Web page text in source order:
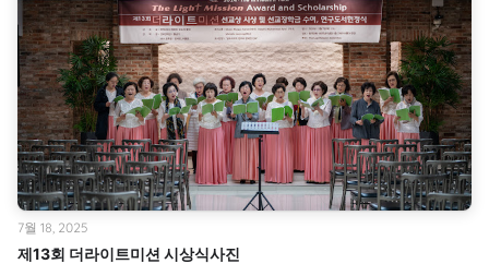
제13회 더라이트미션 시상식사진
7월 18, 2025